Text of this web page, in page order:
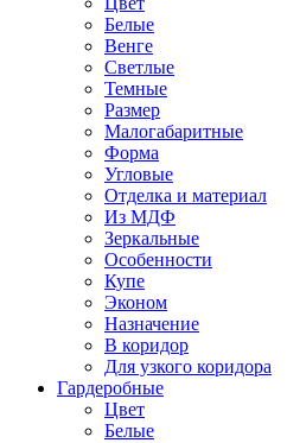
Белые
Венге
Светлые
Темные
Размер
Малогабаритные
Форма
Угловые
Отделка и материал
Из МДФ
Зеркальные
Особенности
Купе
Эконом
Назначение
В коридор
Для узкого коридора
Гардеробные
Цвет
Белые